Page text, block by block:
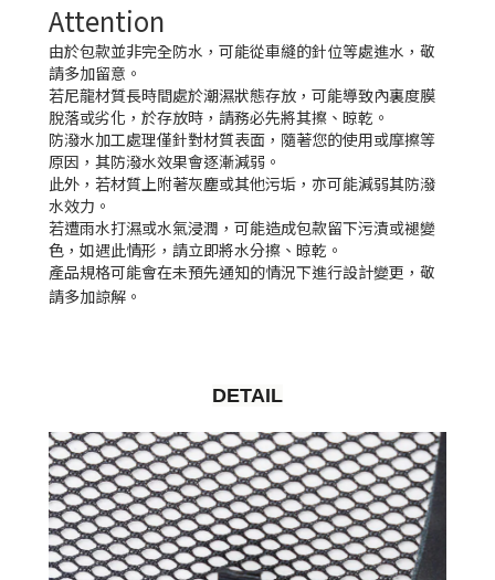
Attention
由於包款並非完全防水，可能從車縫的針位等處進水，敬
請多加留意。
若尼龍材質長時間處於潮濕狀態存放，可能導致內裏度膜
脫落或劣化，於存放時，請務必先將其擦、晾乾。
防潑水加工處理僅針對材質表面，隨著您的使用或摩擦等
原因，其防潑水效果會逐漸減弱。
此外，若材質上附著灰塵或其他污垢，亦可能減弱其防潑
水效力。
若遭雨水打濕或水氣浸潤，可能造成包款留下污漬或褪變
色，如遇此情形，請立即將水分擦、晾乾。
產品規格可能會在未預先通知的情況下進行設計變更，敬
請多加諒解。
DETAIL